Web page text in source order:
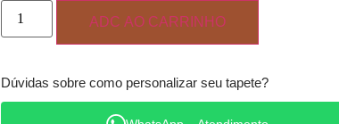
ADC AO CARRINHO
Dúvidas sobre como personalizar seu tapete?